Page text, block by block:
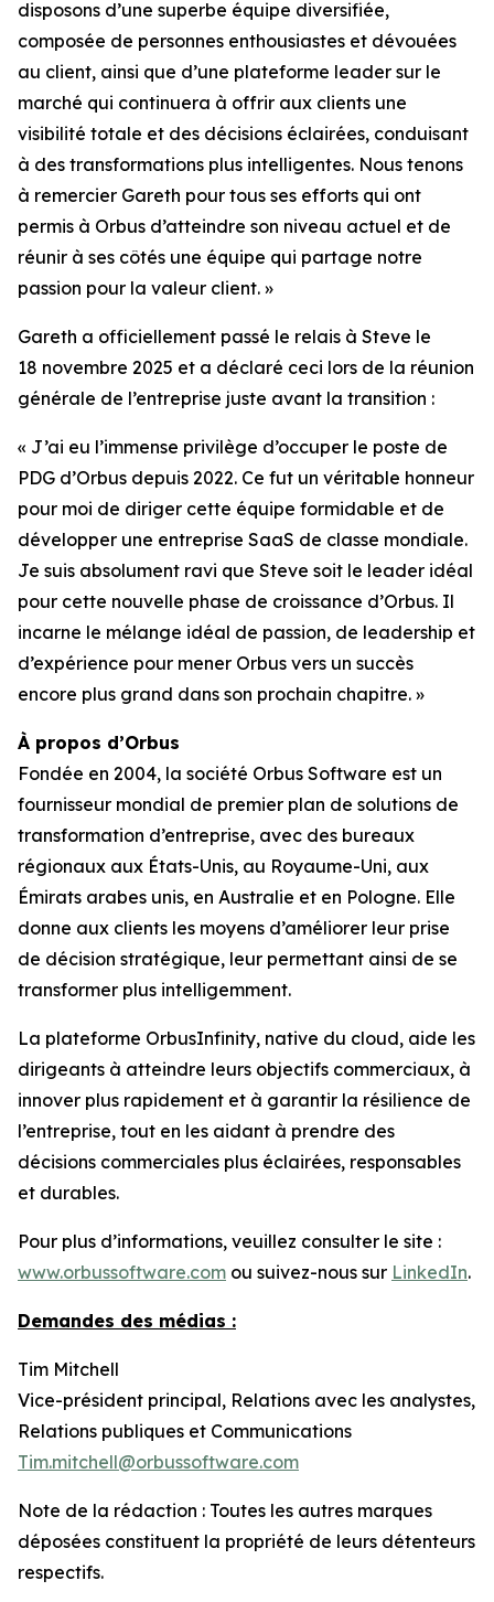
disposons d’une superbe équipe diversifiée,
composée de personnes enthousiastes et dévouées
au client, ainsi que d’une plateforme leader sur le
marché qui continuera à offrir aux clients une
visibilité totale et des décisions éclairées, conduisant
à des transformations plus intelligentes. Nous tenons
à remercier Gareth pour tous ses efforts qui ont
permis à Orbus d’atteindre son niveau actuel et de
réunir à ses côtés une équipe qui partage notre
passion pour la valeur client. »
Gareth a officiellement passé le relais à Steve le
18 novembre 2025 et a déclaré ceci lors de la réunion
générale de l’entreprise juste avant la transition :
« J’ai eu l’immense privilège d’occuper le poste de
PDG d’Orbus depuis 2022. Ce fut un véritable honneur
pour moi de diriger cette équipe formidable et de
développer une entreprise SaaS de classe mondiale.
Je suis absolument ravi que Steve soit le leader idéal
pour cette nouvelle phase de croissance d’Orbus. Il
incarne le mélange idéal de passion, de leadership et
d’expérience pour mener Orbus vers un succès
encore plus grand dans son prochain chapitre. »
À propos d’Orbus
Fondée en 2004, la société Orbus Software est un
fournisseur mondial de premier plan de solutions de
transformation d’entreprise, avec des bureaux
régionaux aux États-Unis, au Royaume-Uni, aux
Émirats arabes unis, en Australie et en Pologne. Elle
donne aux clients les moyens d’améliorer leur prise
de décision stratégique, leur permettant ainsi de se
transformer plus intelligemment.
La plateforme OrbusInfinity, native du cloud, aide les
dirigeants à atteindre leurs objectifs commerciaux, à
innover plus rapidement et à garantir la résilience de
l’entreprise, tout en les aidant à prendre des
décisions commerciales plus éclairées, responsables
et durables.
Pour plus d’informations, veuillez consulter le site :
www.orbussoftware.com ou suivez-nous sur LinkedIn.
Demandes des médias :
Tim Mitchell
Vice-président principal, Relations avec les analystes,
Relations publiques et Communications
Tim.mitchell@orbussoftware.com
Note de la rédaction : Toutes les autres marques
déposées constituent la propriété de leurs détenteurs
respectifs.